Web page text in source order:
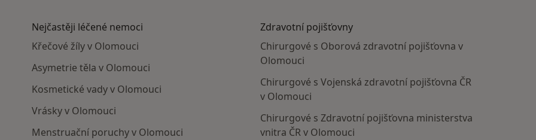
Nejčastěji léčené nemoci
Křečové žíly v Olomouci
Asymetrie těla v Olomouci
Kosmetické vady v Olomouci
Vrásky v Olomouci
Menstruační poruchy v Olomouci
Zdravotní pojišťovny
Chirurgové s Oborová zdravotní pojišťovna v
Olomouci
Chirurgové s Vojenská zdravotní pojišťovna ČR
v Olomouci
Chirurgové s Zdravotní pojišťovna ministerstva
vnitra ČR v Olomouci